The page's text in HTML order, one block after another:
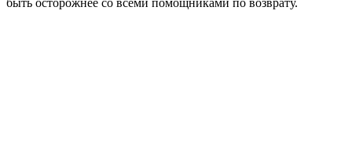
быть осторожнее со всеми помощниками по возврату.